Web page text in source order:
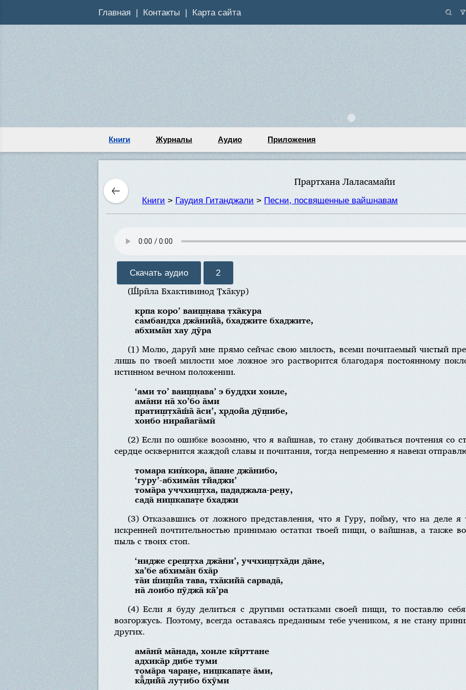
Главная Контакты Карта сайта
Книги Журналы Аудио Приложения
Прартхана Лаласамайи
Книги > Гаудия Гитанджали > Песни, посвященные вайшнавам
Скачать аудио 2
(Ш́рӣла Бхактивинод Т̣ха̄кур)
кр̣па коро’ ваиш̣н̣ава т̣ха̄кура
самбандха джа̄нийа̄, бхаджите бхаджите,
абхима̄н хау дӯра
(1) Молю, даруй мне прямо сейчас свою милость, всеми почитаемый чистый
лишь по твоей милости мое ложное эго растворится благодаря постоянному
истинном вечном положении.
‘ами то’ ваиш̣н̣ава’ э буддхи хоиле,
ама̄ни на̄ хо’бо а̄ми
пратиш̣т̣ха̄ш́а̄ а̄си’, хр̣дойа дӯш̣ибе,
хоибо нирайага̄мӣ
(2) Если по ошибке возомню, что я вайшнав, то стану добиваться почтения со
сердце осквернится жаждой славы и почитания, тогда непременно я навеки
томара кин̇кора, а̄пане джа̄нибо,
‘гуру’-абхима̄н тйаджи’
тома̄ра уччхиш̣т̣ха, пададжала-рен̣у,
сада̄ ниш̣капат̣е бхаджи
(3) Отказавшись от ложного представления, что я Гуру, пойму, что на деле
искренней почтительностью принимаю остатки твоей пищи, о вайшнав, а также
пыль с твоих стоп.
‘нидже среш̣т̣ха джа̄ни’, уччхиш̣т̣ха̄ди да̄не,
ха’бе абхима̄н бха̄р
та̄и ш́иш̣йа тава, тха̄кийа̄ сарвада̄,
на̄ лоибо пӯджа̄ ка̄’ра
(4) Если я буду делиться с другими остатками своей пищи, то поставлю
возгоржусь. Поэтому, всегда оставаясь преданным тебе учеником, я не стану
других.
ама̄нӣ ма̄нада, хоиле кӣрттане
адхика̄р дибе туми
тома̄ра чаран̣е, ниш̣капат̣е а̄ми,
ка̄̐дийа̄ лут̣ибо бхӯми